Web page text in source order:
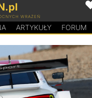
WRAŻEŃ
A ARTYKUŁY FORUM